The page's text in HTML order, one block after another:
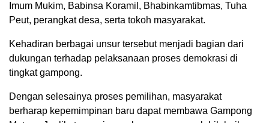
Imum Mukim, Babinsa Koramil, Bhabinkamtibmas, Tuha
Peut, perangkat desa, serta tokoh masyarakat.
Kehadiran berbagai unsur tersebut menjadi bagian dari
dukungan terhadap pelaksanaan proses demokrasi di
tingkat gampong.
Dengan selesainya proses pemilihan, masyarakat
berharap kepemimpinan baru dapat membawa Gampong